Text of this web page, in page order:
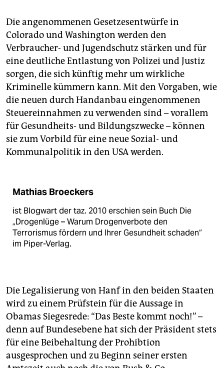
Die angenommenen Gesetzesentwürfe in
Colorado und Washington werden den
Verbraucher- und Jugendschutz stärken und für
eine deutliche Entlastung von Polizei und Justiz
sorgen, die sich künftig mehr um wirkliche
Kriminelle kümmern kann. Mit den Vorgaben, wie
die neuen durch Handanbau eingenommenen
Steuereinnahmen zu verwenden sind – vorallem
für Gesundheits- und Bildungszwecke – können
sie zum Vorbild für eine neue Sozial- und
Kommunalpolitik in den USA werden.
Mathias Broeckers
ist Blogwart der taz. 2010 erschien sein Buch Die
„Drogenlüge – Warum Drogenverbote den
Terrorismus fördern und Ihrer Gesundheit schaden“
im Piper-Verlag.
Die Legalisierung von Hanf in den beiden Staaten
wird zu einem Prüfstein für die Aussage in
Obamas Siegesrede: “Das Beste kommt noch!” –
denn auf Bundesebene hat sich der Präsident stets
für eine Beibehaltung der Prohibtion
ausgesprochen und zu Beginn seiner ersten